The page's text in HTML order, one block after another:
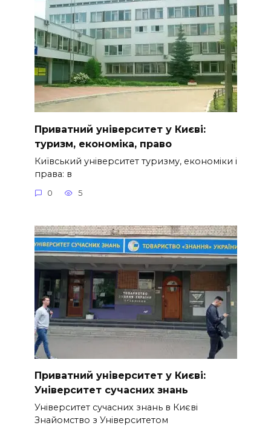
Приватний університет у Києві:
туризм, економіка, право
Київський університет туризму, економіки і
права: в
0 5
Приватний університет у Києві:
Університет сучасних знань
Університет сучасних знань в Києві
Знайомство з Університетом